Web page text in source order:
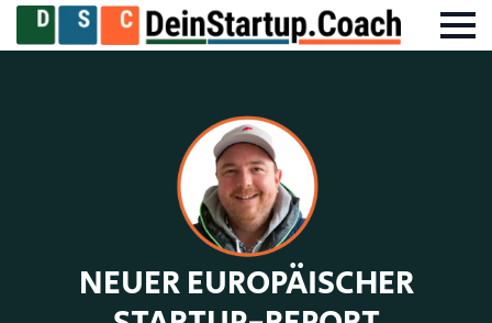
NEUER EUROPÄISCHER